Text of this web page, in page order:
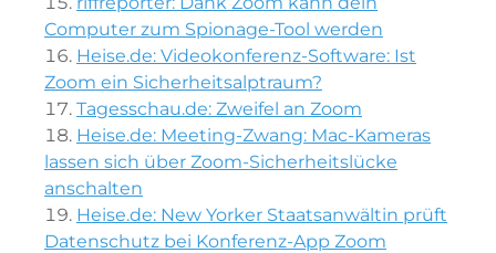
Computer zum Spionage-​Tool werden
Heise.de: Videokonferenz-Software: Ist
Zoom ein Sicherheitsalptraum?
Tagesschau.de: Zweifel an Zoom
Heise.de: Meeting-Zwang: Mac-Kameras
lassen sich über Zoom-Sicherheitslücke
anschalten
Heise.de: New Yorker Staatsanwältin prüft
Datenschutz bei Konferenz-App Zoom